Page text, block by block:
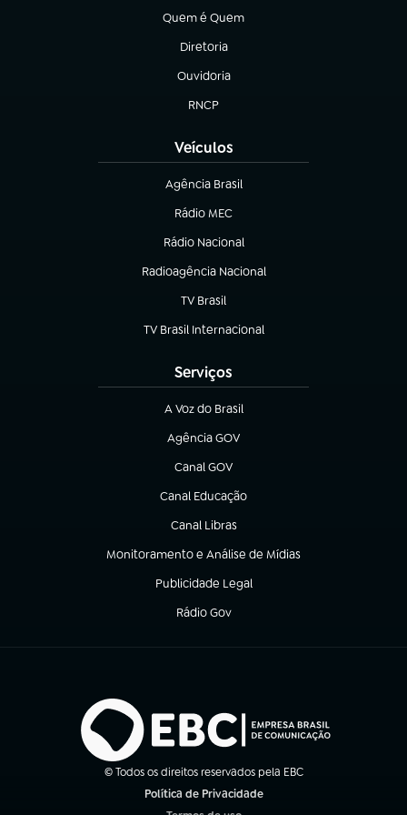
Quem é Quem
(abre em nova aba)
Diretoria
(abre em nova aba)
Ouvidoria
(abre em nova aba)
RNCP
(abre em nova aba)
Veículos
Agência Brasil
(abre em nova aba)
Rádio MEC
(abre em nova aba)
Rádio Nacional
Radioagência Nacional
(abre em nova aba)
TV Brasil
(abre em nova aba)
TV Brasil Internacional
(abre em nova aba)
Serviços
A Voz do Brasil
(abre em nova aba)
Agência GOV
(abre em nova aba)
Canal GOV
(abre em nova aba)
Canal Educação
(abre em nova aba)
Canal Libras
(abre em nova aba)
Monitoramento e Análise de Mídias
(abre em nova aba)
Publicidade Legal
(abre em nova aba)
Rádio Gov
(abre em nova aba)
© Todos os direitos reservados pela EBC
Política de Privacidade